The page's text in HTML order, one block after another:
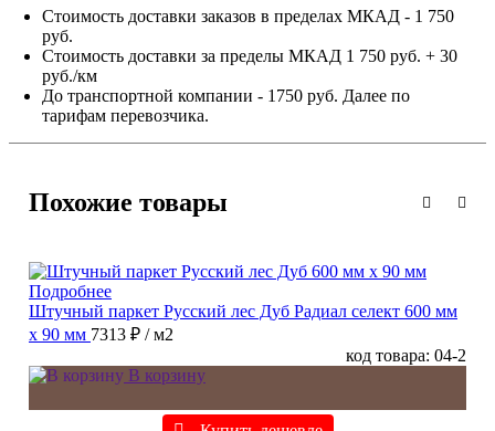
Стоимость доставки заказов в пределах МКАД - 1 750
руб.
Стоимость доставки за пределы МКАД 1 750 руб. + 30
руб./км
До транспортной компании - 1750 руб. Далее по
тарифам перевозчика.
Похожие товары
Подробнее
Штучный паркет Русский лес Дуб Радиал cелект 600 мм
х 90 мм 7313 ₽ / м2
код товара: 04-2
В корзину